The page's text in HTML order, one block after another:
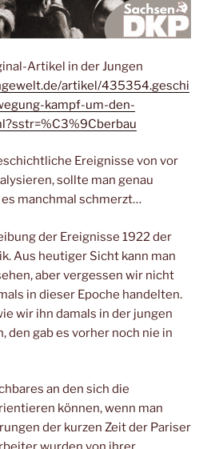
Artikel in der Jungen
artikel/435354.geschi
kampf-um-den-
Ereignisse von vor
sollte man genau
manchmal schmerzt…
der Ereignisse 1922 der
Aus heutiger Sicht kann man
aber vergessen wir nicht
in dieser Epoche handelten.
wir ihn damals in der jungen
den gab es vorher noch nie in
an den sich die
können, wenn man
der kurzen Zeit der Pariser